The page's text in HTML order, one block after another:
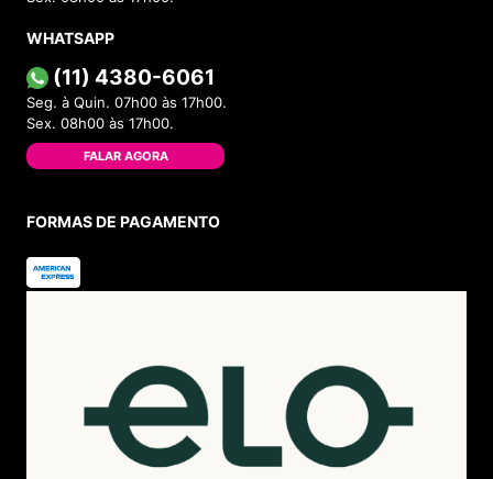
WHATSAPP
(11) 4380-6061
Seg. à Quin. 07h00 às 17h00.
Sex. 08h00 às 17h00.
FALAR AGORA
FORMAS DE PAGAMENTO